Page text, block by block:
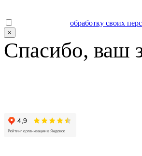
обработку своих
×
Спасибо, ваш